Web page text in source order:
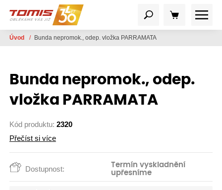
Úvod / Bunda nepromok., odep. vložka PARRAMATA
Bunda nepromok., odep.
vložka PARRAMATA
Kód produktu: 2320
Přečíst si více
Dostupnost:
Termín vyskladnění
upřesníme